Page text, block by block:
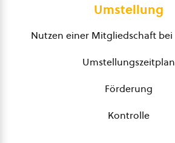
Umstellung
Nutzen einer Mitgliedschaft bei
Umstellungszeitplan
Förderung
Kontrolle